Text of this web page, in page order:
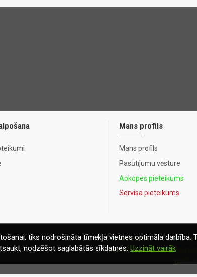
Mans profils
Mans profils
Pasūtījumu vēsture
Apkopes pieteikums
Servisa pieteikums
tiks nodrošināta tīmekļa vietnes optimāla darbība.
nodzēšot saglabātās sīkdatnes. Uzzināt vairāk